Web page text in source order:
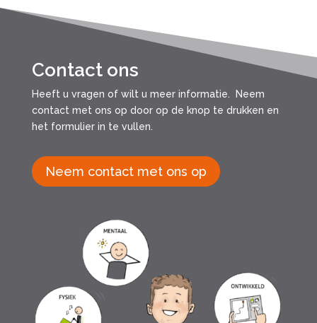
Contact ons
Heeft u vragen of wilt u meer informatie. Neem
contact met ons op door op de knop te drukken en
het formulier in te vullen.
Neem contact met ons op